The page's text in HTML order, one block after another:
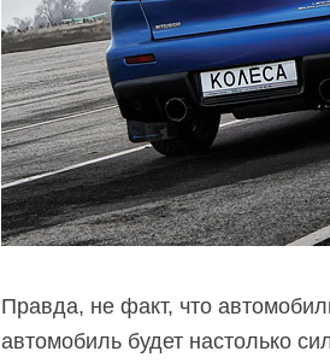
Правда, не факт, что
автомобиль будет настолько